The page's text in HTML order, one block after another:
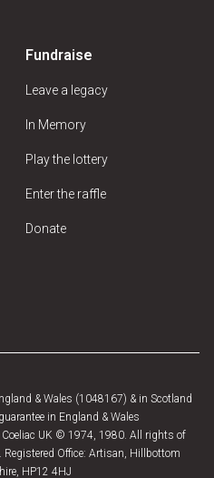
Fundraise
Leave a legacy
In Memory
Play the lottery
Enter the raffle
Donate
& Wales (1048167) & in Scotland
in England & Wales
UK © 1974, 1980. All rights of
Office: Artisan, Hillbottom
HP12 4HJ